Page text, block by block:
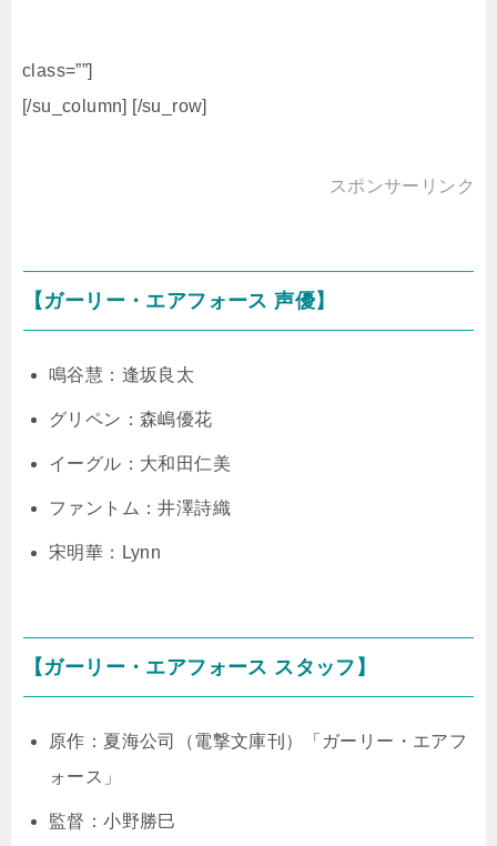
class=””]
[/su_column] [/su_row]
スポンサーリンク
【ガーリー・エアフォース 声優】
鳴谷慧：逢坂良太
グリペン：森嶋優花
イーグル：大和田仁美
ファントム：井澤詩織
宋明華：Lynn
【ガーリー・エアフォース スタッフ】
原作：夏海公司（電撃文庫刊）「ガーリー・エアフ
ォース」
監督：小野勝巳